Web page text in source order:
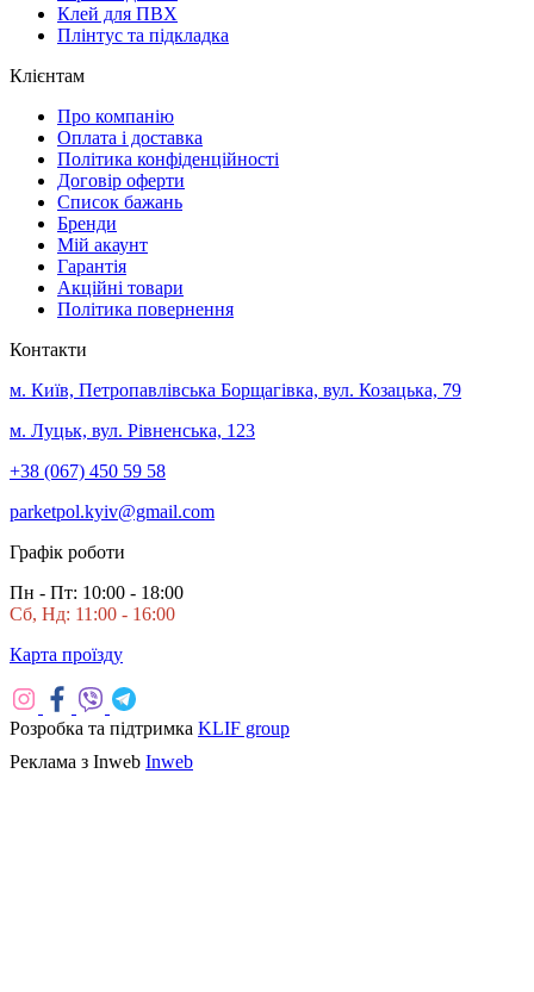
Клей для ПВХ
Плінтус та підкладка
Клієнтам
Про компанію
Оплата і доставка
Політика конфіденційності
Договір оферти
Список бажань
Бренди
Мій акаунт
Гарантія
Акційні товари
Політика повернення
Контакти
м. Київ, Петропавлівська Борщагівка, вул. Козацька, 79
м. Луцьк, вул. Рівненська, 123
+38 (067) 450 59 58
parketpol.kyiv@gmail.com
Графік роботи
Пн - Пт: 10:00 - 18:00
Сб, Нд: 11:00 - 16:00
Карта проїзду
Розробка та підтримка KLIF group
Реклама з Inweb Inweb